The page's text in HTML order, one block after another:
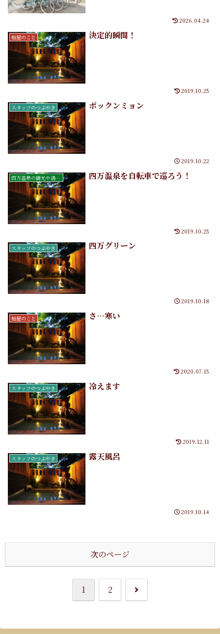
2026.04.24
柏屋のこと 決定的瞬間！
2019.10.25
スタッフのつぶやき ポックンミョン
2019.10.22
四万温泉の観光や過ごし方 四万温泉を自転車で巡ろう！
2019.10.25
スタッフのつぶやき 四万グリーン
2019.10.18
柏屋のこと さ…寒い
2020.07.15
スタッフのつぶやき 冷えます
2019.12.11
スタッフのつぶやき 露天風呂
2019.10.14
次のページ
1 2
次